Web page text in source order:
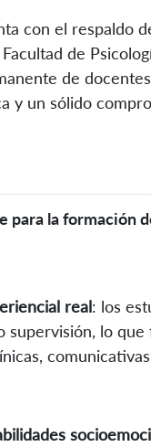
con el respaldo
de
de
y un sólido
para la formación
real: los
supervisión, lo